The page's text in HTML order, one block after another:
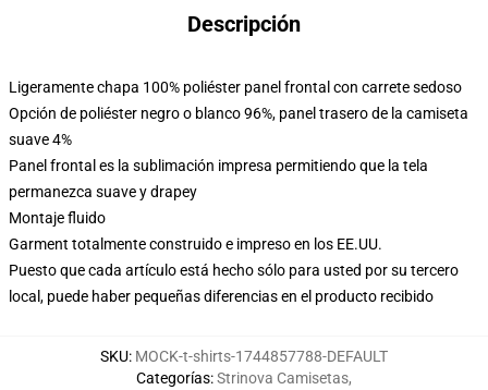
Descripción
Ligeramente chapa 100% poliéster panel frontal con carrete sedoso
Opción de poliéster negro o blanco 96%, panel trasero de la camiseta
suave 4%
Panel frontal es la sublimación impresa permitiendo que la tela
permanezca suave y drapey
Montaje fluido
Garment totalmente construido e impreso en los EE.UU.
Puesto que cada artículo está hecho sólo para usted por su tercero
local, puede haber pequeñas diferencias en el producto recibido
SKU: MOCK-t-shirts-1744857788-DEFAULT
Categorías:Strinova Camisetas,